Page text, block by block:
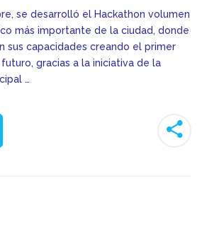
se desarrolló el Hackathon volumen
más importante de la ciudad, donde
sus capacidades creando el primer
gracias a la iniciativa de la
…